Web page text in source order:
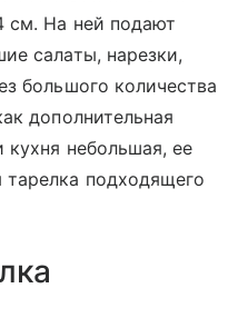
см. На ней подают
салаты, нарезки,
большого количества
дополнительная
кухня небольшая, ее
подходящего